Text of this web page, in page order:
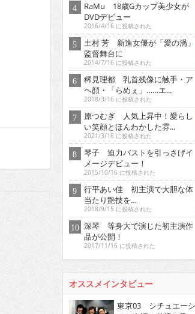
RaMu 18歳Gカップ美少女が
DVDデビュー
2016/4/16 に投稿された
土村 芳 新進女優が「愛の渦」
監督舞台に
2014/7/16 に投稿された
稀見理都 乳首残像に触手・ア
ヘ顔・「らめぇ」……エ...
2018/3/16 に投稿された
原つむぎ 人気上昇中！愛らし
い笑顔とほんわかした雰...
2021/3/16 に投稿された
琴子 迫力バストを引っさげイ
メージデビュー！
2015/10/16 に投稿された
行平あい佳 初主演で大胆な体
当たり艶技を…
2018/9/15 に投稿された
深琴 等身大で演じた初主演作
品が公開！
2017/11/16 に投稿された
オススメインタビュー
東京03 シチュエー